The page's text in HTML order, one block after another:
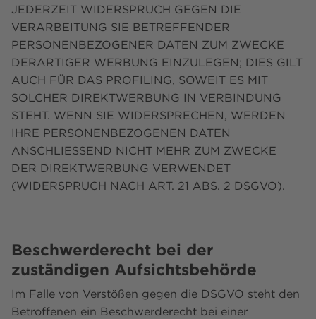
JEDERZEIT WIDERSPRUCH GEGEN DIE
VERARBEITUNG SIE BETREFFENDER
PERSONENBEZOGENER DATEN ZUM ZWECKE
DERARTIGER WERBUNG EINZULEGEN; DIES GILT
AUCH FÜR DAS PROFILING, SOWEIT ES MIT
SOLCHER DIREKTWERBUNG IN VERBINDUNG
STEHT. WENN SIE WIDERSPRECHEN, WERDEN
IHRE PERSONENBEZOGENEN DATEN
ANSCHLIESSEND NICHT MEHR ZUM ZWECKE
DER DIREKTWERBUNG VERWENDET
(WIDERSPRUCH NACH ART. 21 ABS. 2 DSGVO).
Beschwerde­recht bei der
zuständigen Aufsichts­behörde
Im Falle von Verstößen gegen die DSGVO steht den
Betroffenen ein Beschwerderecht bei einer